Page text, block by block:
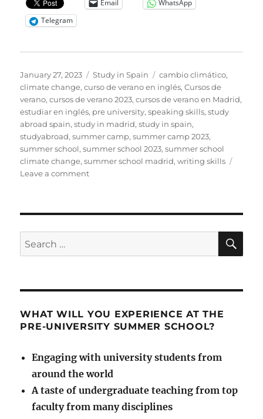
Email
WhatsApp
Telegram
Posted
on
January 27, 2023 Categories
Study in Spain Tags
cambio climático,
climate change,curso de verano en inglés,Cursos de
verano,cursos de verano 2023,cursos de verano en Madrid,
estudiar en inglés, pre university,speaking skills,study
abroad spain,study in madrid,study in spain,
studyabroad,summer camp,summer camp 2023,
summer school,summer school 2023,summer school
climate change,summer school madrid,writing skills
Leave a commenton
el
de
Search
for:
WHAT WILL YOU EXPERIENCE AT THE
PRE-UNIVERSITY SUMMER SCHOOL?
Engaging with university students from
around the world
A taste of undergraduate teaching from top
faculty from many disciplines